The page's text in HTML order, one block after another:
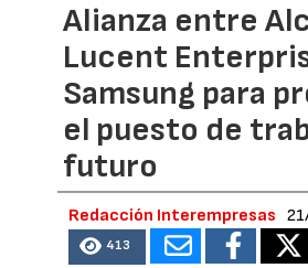
Alianza entre
Lucent
Samsung para
el puesto de
futuro
Redacción Interempresas
413